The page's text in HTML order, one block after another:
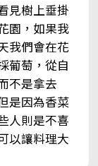
見樹上垂掛
園，如果我
我們會在花
葡萄，從自
不是拿去
是因為香菜
人則是不喜
以讓料理大